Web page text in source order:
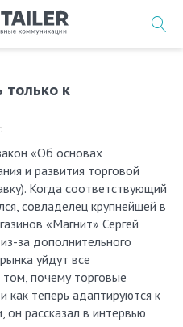
только к
и развития торговой
Когда соответствующий
совладелец крупнейшей в
«Магнит» Сергей
за дополнительного
уйдут все
почему торговые
теперь адаптируются к
он рассказал в интервью